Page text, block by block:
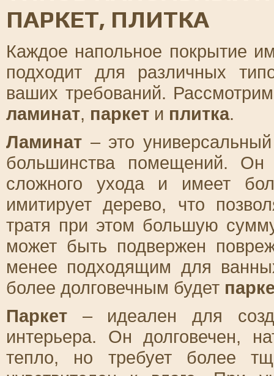
ПАРКЕТ, ПЛИТКА
Каждое напольное покрытие
подходит для различных
ваших требований.
ламинат, паркет и плитка.
Ламинат – это
большинства помещений. Он
сложного ухода и имеет
имитирует дерево, что
тратя при этом большую
может быть подвержен
менее подходящим для
более долговечным будет
Паркет – идеален для
интерьера. Он долговечен,
тепло, но требует более